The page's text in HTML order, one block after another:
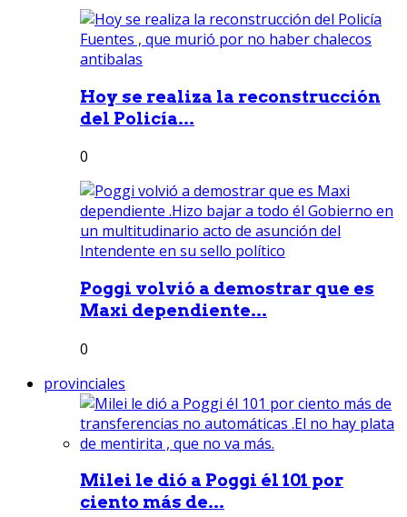
Hoy se realiza la reconstrucción
del Policía...
0
Poggi volvió a demostrar que es
Maxi dependiente...
0
provinciales
Milei le dió a Poggi él 101 por
ciento más de...